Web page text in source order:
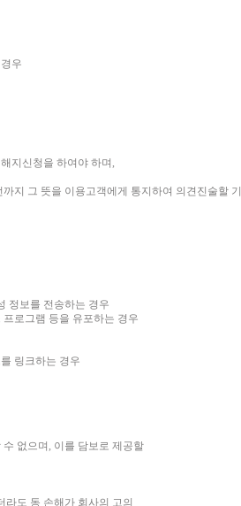
우
지신청을 하여야 하며,
지 그 뜻을 이용고객에게 통지하여 의견진술할
정보를 전송하는 경우
로그램 등을 유포하는 경우
링크하는 경우
없으며, 이를 담보로 제공할
도 동 손해가 회사의 고의